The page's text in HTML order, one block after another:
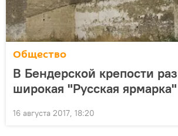
Общество
В Бендерской крепости
широкая "Русская ярмарка"
16 августа 2017, 18:20